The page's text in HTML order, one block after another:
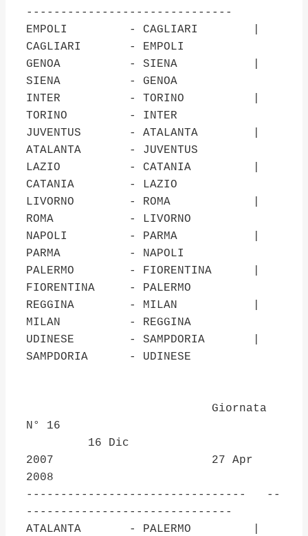
------------------------------
EMPOLI - CAGLIARI |
CAGLIARI - EMPOLI
GENOA - SIENA |
SIENA - GENOA
INTER - TORINO |
TORINO - INTER
JUVENTUS - ATALANTA |
ATALANTA - JUVENTUS
LAZIO - CATANIA |
CATANIA - LAZIO
LIVORNO - ROMA |
ROMA - LIVORNO
NAPOLI - PARMA |
PARMA - NAPOLI
PALERMO - FIORENTINA |
FIORENTINA - PALERMO
REGGINA - MILAN |
MILAN - REGGINA
UDINESE - SAMPDORIA |
SAMPDORIA - UDINESE
Giornata
N° 16
16 Dic
2007 27 Apr
2008
-------------------------------- --
------------------------------
ATALANTA - PALERMO |